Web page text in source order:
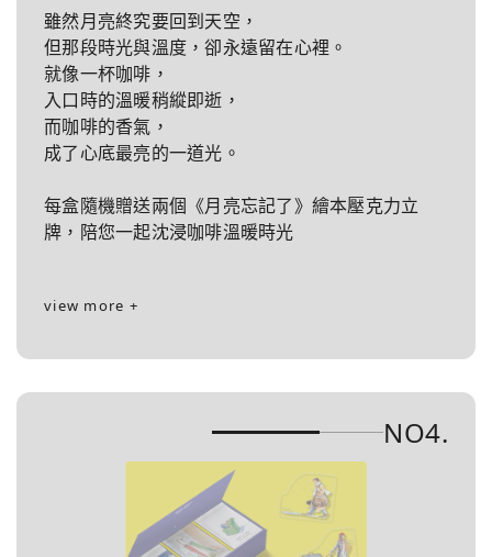
雖然月亮終究要回到天空，
但那段時光與溫度，卻永遠留在心裡。
就像一杯咖啡，
入口時的溫暖稍縱即逝，
而咖啡的香氣，
成了心底最亮的一道光。
每盒隨機贈送兩個《月亮忘記了》繪本壓克力立
牌，陪您一起沈浸咖啡溫暖時光
view more +
NO4.